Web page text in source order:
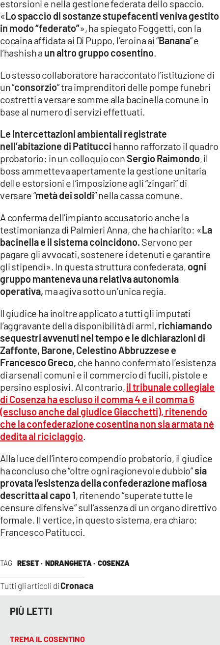
TAG RESET · NDRANGHETA · COSENZA
Tutti gli articoli diCronaca
estorsioni e nella gestione federata dello spaccio.
«Lo spaccio di sostanze stupefacenti veniva gestito
in modo “federato”», ha spiegato Foggetti, con la
cocaina affidata ai Di Puppo, l’eroina ai “Banana” e
l’hashish a un altro gruppo cosentino.
Lo stesso collaboratore ha raccontato l’istituzione di
un “consorzio” tra imprenditori delle pompe funebri
costretti a versare somme alla bacinella comune in
base al numero di servizi effettuati.
Le intercettazioni ambientali registrate
nell’abitazione di Patitucci hanno rafforzato il quadro
probatorio: in un colloquio conSergio Raimondo, il
boss ammetteva apertamente la gestione unitaria
delle estorsioni e l’imposizione agli “zingari” di
versare “metà dei soldi” nella cassa comune.
A conferma dell’impianto accusatorio anche la
testimonianza di Palmieri Anna, che ha chiarito: «La
bacinella e il sistema coincidono. Servono per
pagare gli avvocati, sostenere i detenuti e garantire
gli stipendi». In questa struttura confederata, ogni
gruppo manteneva una relativa autonomia
operativa, ma agiva sotto un’unica regia.
Il giudice ha inoltre applicato a tutti gli imputati
l’aggravante della disponibilità di armi, richiamando
sequestri avvenuti nel tempo e le dichiarazioni di
Zaffonte, Barone, Celestino Abbruzzese e
Francesco Greco, che hanno confermato l’esistenza
di arsenali comuni e il commercio di fucili, pistole e
persino esplosivi. Al contrario,il tribunale collegiale
di Cosenza ha escluso il comma 4 e il comma 6
(escluso anche dal giudice Giacchetti), ritenendo
che la confederazione cosentina non sia armata né
dedita al riciclaggio.
Alla luce dell’intero compendio probatorio, il giudice
ha concluso che “oltre ogni ragionevole dubbio”sia
provata l’esistenza della confederazione mafiosa
descritta al capo 1, ritenendo “superate tutte le
censure difensive” sull’assenza di un organo direttivo
formale. Il vertice, in questo sistema, era chiaro:
Francesco Patitucci.
PIÙ LETTI
TREMA IL COSENTINO